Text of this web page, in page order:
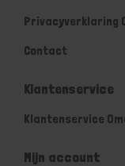
Privacyverklaring
Contact
Klantenservice
Klantenservice
Mijn account